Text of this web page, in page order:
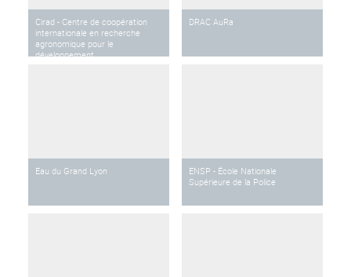
Cirad - Centre de coopération
internationale en recherche
agronomique pour le
développement
DRAC AuRa
Eau du Grand Lyon
ENSP - École Nationale
Supérieure de la Police